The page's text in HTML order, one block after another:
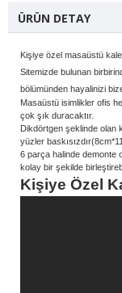
ÜRÜN DETAY
Kişiye özel masaüstü
Sitemizde bulunan
bölümünden hayalinizi
Masaüstü isimlikler ofis
çok şık duracaktır.
Dikdörtgen şeklinde olan
yüzler
6 parça halinde demonte
kolay bir şekilde
Kişiye Özel